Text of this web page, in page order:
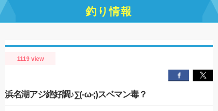
動
釣り情報
1119 view
浜名湖アジ絶好調♪∑(-ω-;)スベマン毒？